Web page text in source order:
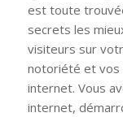
est toute
secrets les
visiteurs sur
notoriété et vos
internet. Vous
internet,